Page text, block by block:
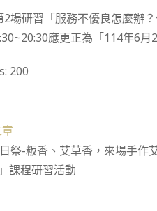
場研習「服務不優良怎麼辦
應更正為「114年6月
200
章
日祭-粄香、艾草香，來場手作
課程研習活動